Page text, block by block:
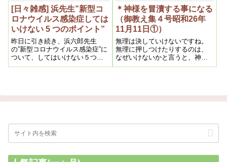
為に必要であったというように
説けば、ちょっと医者の方では
怒る事も出来ないのです。しか
し今日ではもういけないので
す。もう弱らせる事は止やめる
時期が来た。だから止よせと、
こういう意味です。ですからこ
れを知っていれば、どんな質問
が出ても困る事はないです
[日々雑感] 浜先生”新型コ
ロナウイルス感染症しては
いけない 5 つのポイント”
昨日に引き続き、浜六郎先生
の”新型コロナウイルス感染症”に
ついて、してはいけない５つの
ポイントを引用掲載させていた
文掲載させてもらいました。
＊神様を冒瀆する事になる
（御教え集４号昭和26年
11月11日①）
無理は決していけないですね。
無理に押しつけたりするのは、
なぜいけないかと言うと、神様
を冒涜する事になる。神様は